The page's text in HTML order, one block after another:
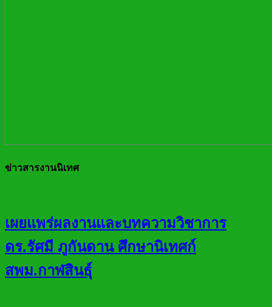
ข่าวสารงานนิเทศ
เผยแพร่ผลงานและบทความวิชาการ
ดร.รัศมี ภูกันดาน ศึกษานิเทศก์
สพม.กาฬสินธุ์